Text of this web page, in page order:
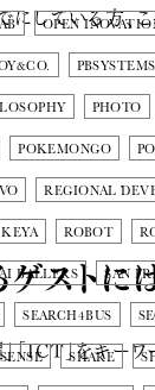
OPEN
PBSYSTEMS
PHOTO
POKEMONGO
REGIONAL
ROBOT
BALLERS SAN
SEARCH4BUS
SHARE
している方、
ストに
」「ICT」をキ